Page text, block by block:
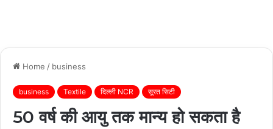
Home / business
business Textile दिल्ली NCR सूरत सिटी
50 वर्ष की आयु तक मान्य हो सकता है